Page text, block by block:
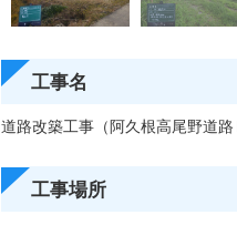
工事名
道路改築工事（阿久根高尾野道路
工事場所